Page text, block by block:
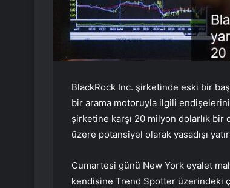
BlackRock Inc. şirketinde eski bir
bir arama motoruyla ilgili
şirketine karşı 20 milyon dolarlık bir
üzere potansiyel olarak yasadışı
Cumartesi günü New York eyalet
kendisine Trend Spotter üzerindeki